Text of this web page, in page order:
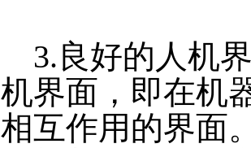
良好的人机
界面，即在机
互作用的界面